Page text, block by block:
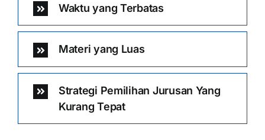
Waktu yang Terbatas
Materi yang Luas
Strategi Pemilihan Jurusan Yang
Kurang Tepat